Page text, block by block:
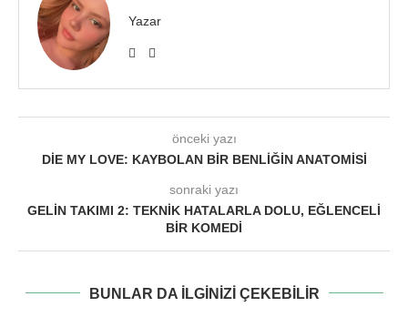
Yazar
önceki yazı
DIE MY LOVE: KAYBOLAN BIR BENLIĞIN ANATOMISI
sonraki yazı
GELIN TAKIMI 2: TEKNIK HATALARLA DOLU, EĞLENCELI
BIR KOMEDI
BUNLAR DA ILGINIZI ÇEKEBILIR